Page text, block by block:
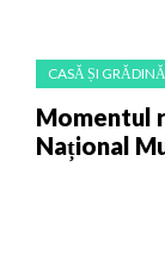
CASĂ ȘI GRĂDINĂ
Momentul
Național